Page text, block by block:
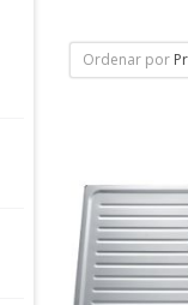
Ordenar por